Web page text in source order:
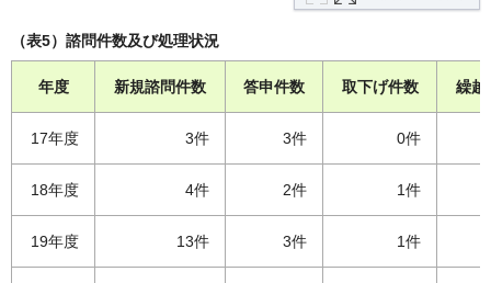
（表5）諮問件数及び処理状況
年度 新規諮問件数 答申件数 取下げ件数 繰越
17年度 3件 3件 0件
18年度 4件 2件 1件
19年度 13件 3件 1件